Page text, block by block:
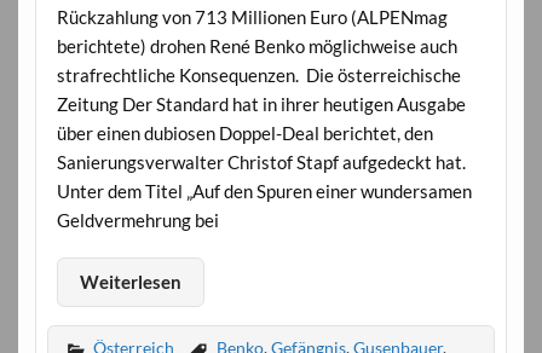
Rückzahlung von 713 Millionen Euro (ALPENmag
berichtete) drohen René Benko möglichweise auch
strafrechtliche Konsequenzen. Die österreichische
Zeitung Der Standard hat in ihrer heutigen Ausgabe
über einen dubiosen Doppel-Deal berichtet, den
Sanierungsverwalter Christof Stapf aufgedeckt hat.
Unter dem Titel „Auf den Spuren einer wundersamen
Geldvermehrung bei
Weiterlesen
Österreich Benko,Gefängnis,Gusenbauer,